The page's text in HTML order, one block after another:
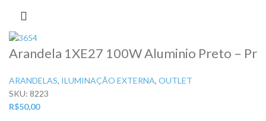
Arandela 1XE27 100W Aluminio Preto – Pr
ARANDELAS, ILUMINAÇÃO EXTERNA, OUTLET
SKU: 8223
R$50,00